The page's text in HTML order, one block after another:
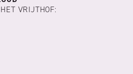
VRIJTHOF: